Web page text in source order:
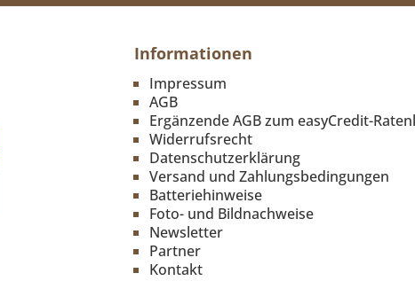
Informationen
Impressum
AGB
Ergänzende AGB zum easyCredit-
Widerrufsrecht
Datenschutzerklärung
Versand und Zahlungsbedingungen
Batteriehinweise
Foto- und Bildnachweise
Newsletter
Partner
Kontakt